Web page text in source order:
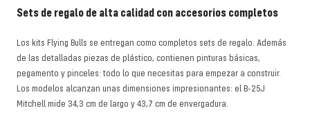
Sets de regalo de alta calidad con accesorios completos
Los kits Flying Bulls se entregan como completos sets de regalo. Además
de las detalladas piezas de plástico, contienen pinturas básicas,
pegamento y pinceles: todo lo que necesitas para empezar a construir.
Los modelos alcanzan unas dimensiones impresionantes: el B-25J
Mitchell mide 34,3 cm de largo y 43,7 cm de envergadura.